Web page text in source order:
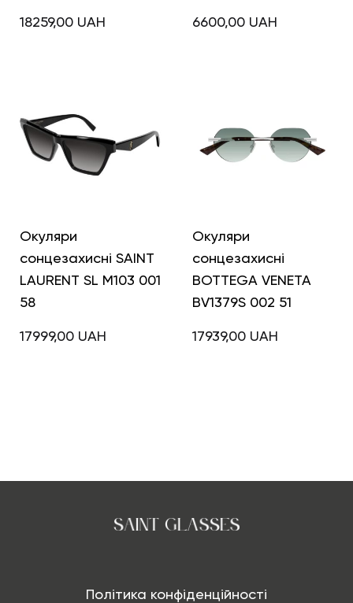
18259,00 UAH 6600,00 UAH
Окуляри
сонцезахисні SAINT
LAURENT SL M103 001
58
17999,00 UAH
Окуляри
сонцезахисні
BOTTEGA VENETA
BV1379S 002 51
17939,00 UAH
Політика конфіденційності